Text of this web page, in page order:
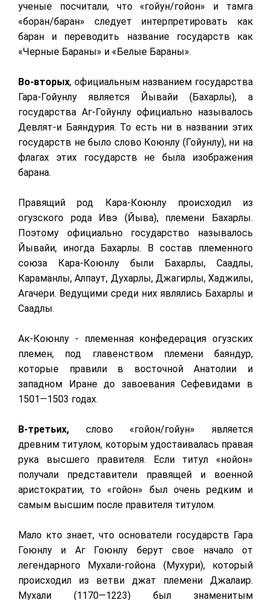
ученые посчитали, что «гойун/гойон» и тамга
«боран/баран» следует интерпретировать как
баран и переводить название государств как
«Черные Бараны» и «Белые Бараны».
Во-вторых, официальным названием государства
Гара-Гойунлу является Йывайи (Бахарлы), а
государства Аг-Гойунлу официально называлось
Девлят-и Баяндурия. То есть ни в названии этих
государств не было слово Коюнлу (Гойунлу), ни на
флагах этих государств не была изображения
барана.
Правящий род Кара-Коюнлу происходил из
огузского рода Ивэ (Йыва), племени Бахарлы.
Поэтому официально государство называлось
Йывайи, иногда Бахарлы. В состав племенного
союза Кара-Коюнлу были Бахарлы, Саадлы,
Караманлы, Алпаут, Духарлы, Джагирлы, Хаджилы,
Агачери. Ведущими среди них являлись Бахарлы и
Саадлы.
Ак-Коюнлу - племенная конфедерация огузских
племен, под главенством племени баяндур,
которые правили в восточной Анатолии и
западном Иране до завоевания Сефевидами в
1501—1503 годах.
В-третьих, слово «гойон/гойун» является
древним титулом, которым удостаивалась правая
рука высшего правителя. Если титул «нойон»
получали представители правящей и военной
аристократии, то «гойон» был очень редким и
самым высшим после правителя титулом.
Мало кто знает, что основатели государств Гара
Гоюнлу и Аг Гоюнлу берут свое начало от
легендарного Мухали-гойона (Мухури), который
происходил из ветви джат племени Джалаир.
Мухали (1170—1223) был знаменитым